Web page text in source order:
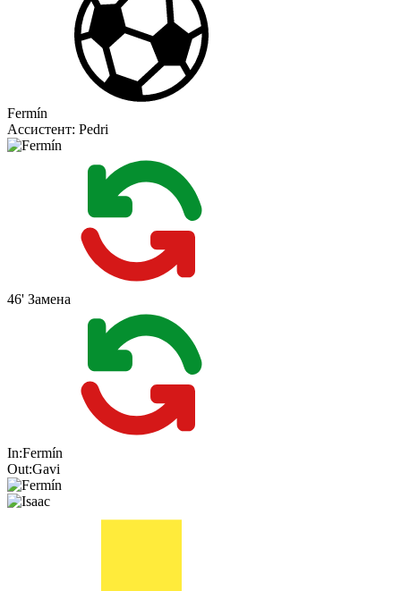
Fermín
Ассистент: Pedri
46' Замена
In:Fermín
Out:Gavi